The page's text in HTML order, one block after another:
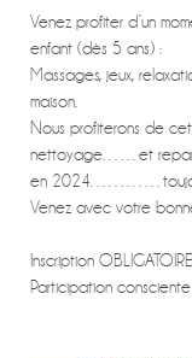
Venez profiter d’un
enfant (dès 5 ans) :
Massages, jeux,
maison.
Nous profiterons de
nettoyage……et
en
Venez avec votre
Inscription
Participation